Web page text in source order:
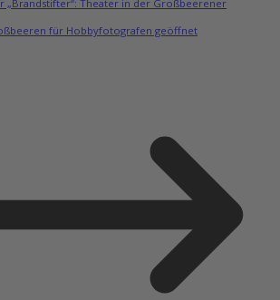
„Brandstifter“: Theater in der Großbeerener
für Hobbyfotografen geöffnet